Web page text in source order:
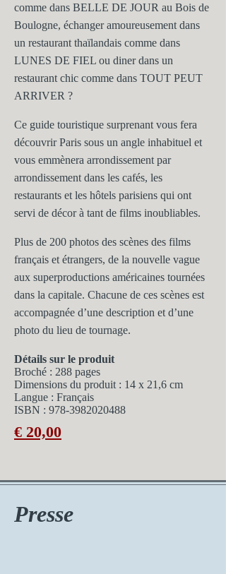
comme dans BELLE DE JOUR au Bois de
Boulogne, échanger amoureusement dans
un restaurant thaïlandais comme dans
LUNES DE FIEL ou diner dans un
restaurant chic comme dans TOUT PEUT
ARRIVER ?
Ce guide touristique surprenant vous fera
découvrir Paris sous un angle inhabituel et
vous emmènera arrondissement par
arrondissement dans les cafés, les
restaurants et les hôtels parisiens qui ont
servi de décor à tant de films inoubliables.
Plus de 200 photos des scènes des films
français et étrangers, de la nouvelle vague
aux superproductions américaines tournées
dans la capitale. Chacune de ces scènes est
accompagnée d’une description et d’une
photo du lieu de tournage.
Détails sur le produit
Broché : 288 pages
Dimensions du produit : 14 x 21,6 cm
Langue : Français
ISBN : 978-3982020488
€ 20,00
Presse